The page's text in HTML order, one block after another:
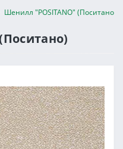
Шенилл "POSITANO" (Поситано)